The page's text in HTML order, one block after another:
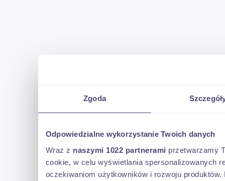
Zgoda
Odpowiedzialne wykorzystanie Twoich danych
Wraz z naszymi 1022 partnerami przetwarzamy
cookie, w celu wyświetlania spersonalizowanych
oczekiwaniom użytkowników i rozwoju